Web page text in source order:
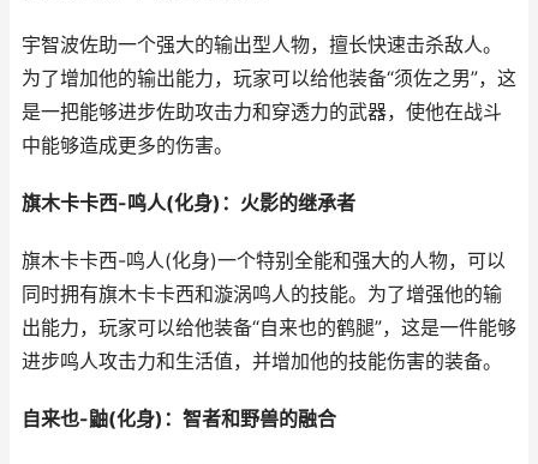
宇智波佐助一个强大的输出型人物，擅长快速击杀敌人。
为了增加他的输出能力，玩家可以给他装备“须佐之男”，这
是一把能够进步佐助攻击力和穿透力的武器，使他在战斗
中能够造成更多的伤害。
旗木卡卡西-鸣人(化身)：火影的继承者
旗木卡卡西-鸣人(化身)一个特别全能和强大的人物，可以
同时拥有旗木卡卡西和漩涡鸣人的技能。为了增强他的输
出能力，玩家可以给他装备“自来也的鹤腿”，这是一件能够
进步鸣人攻击力和生活值，并增加他的技能伤害的装备。
自来也-鼬(化身)：智者和野兽的融合